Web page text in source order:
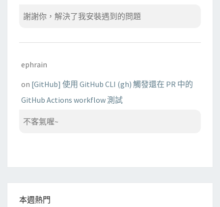
謝謝你，解決了我安裝遇到的問題
ephrain
on [GitHub] 使用 GitHub CLI (gh) 觸發還在 PR 中的
GitHub Actions workflow 測試
不客氣喔~
本週熱門